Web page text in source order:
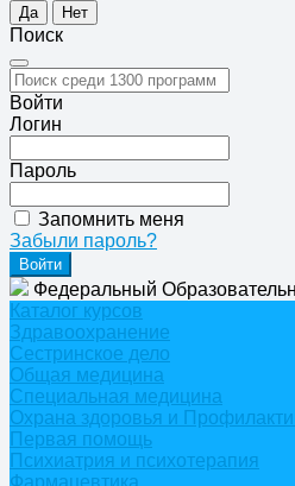
Да Нет
Поиск
Войти
Логин
Пароль
Запомнить меня
Забыли пароль?
Федеральный
Каталог курсов
Здравоохранение
Сестринское дело
Общая медицина
Специальная медицина
Охрана здоровья и
Первая помощь
Психиатрия и психотерапия
Фармацевтика